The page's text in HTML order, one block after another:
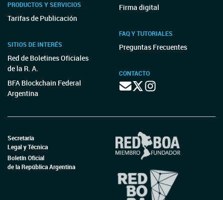
PRODUCTOS Y SERVICIOS
Tarifas de Publicación
SITIOS DE INTERÉS
Red de Boletines Oficiales
de la R. A.
BFA Blockchain Federal
Argentina
Firma digital
FAQ Y TUTORIALES
Preguntas Frecuentes
CONTACTO
Secretaría
Legal y Técnica
Boletín Oficial
de la República Argentina